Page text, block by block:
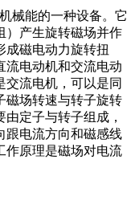
械能的一种设备。它
）产生旋转磁场并作
成磁电动力旋转扭
流电动机和交流电动
交流电机，可以是同
磁场转速与转子旋转
定子与转子组成，
跟电流方向和磁感线
作原理是磁场对电流